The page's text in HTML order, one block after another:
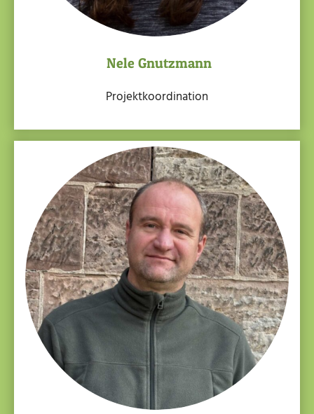
Nele Gnutzmann
Projektkoordination